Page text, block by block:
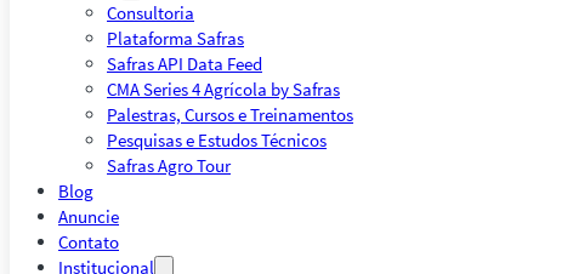
Consultoria
Plataforma Safras
Safras API Data Feed
CMA Series 4 Agrícola by Safras
Palestras, Cursos e Treinamentos
Pesquisas e Estudos Técnicos
Safras Agro Tour
Blog
Anuncie
Contato
Institucional